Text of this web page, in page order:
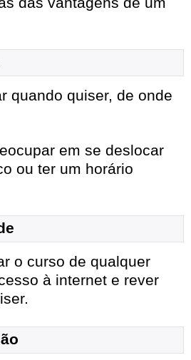
quando quiser, de onde
em se deslocar
ou ter um horário
o curso de qualquer
à internet e rever